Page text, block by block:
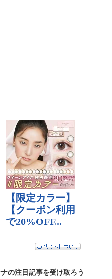
の注目記事を受け取ろう